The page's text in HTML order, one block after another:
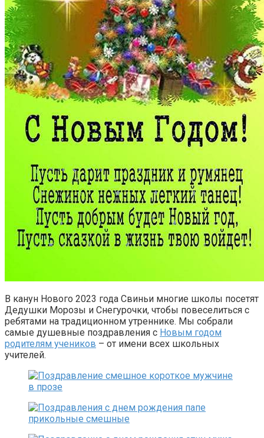
В канун Нового 2023 года Свиньи многие школы посетят
Дедушки Морозы и Снегурочки, чтобы повеселиться с
ребятами на традиционном утреннике. Мы собрали
самые душевные поздравления с Новым годом
родителям учеников – от имени всех школьных
учителей.